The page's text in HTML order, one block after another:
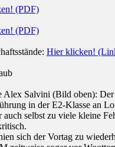
(PDF)
(PDF)
Hier klicken!
Salvini (Bild oben): Der
in der E2-Klasse an
auch selbst zu viele kleine
sich der Vortag zu